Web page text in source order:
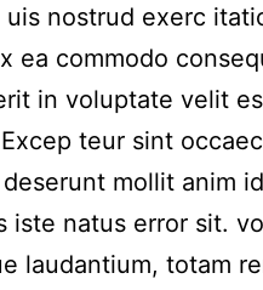
nostrud exerc
ea commodo
in voluptate velit
teur sint
mollit anim
iste natus error sit.
laudantium, totam